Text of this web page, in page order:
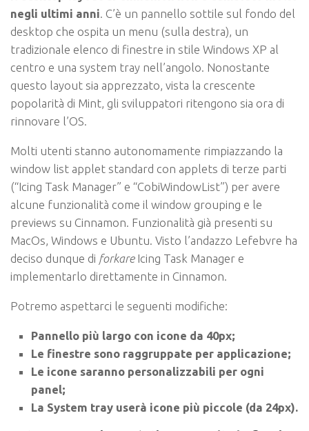
negli ultimi anni. C’è un pannello sottile sul fondo del
desktop che ospita un menu (sulla destra), un
tradizionale elenco di finestre in stile Windows XP al
centro e una system tray nell’angolo. Nonostante
questo layout sia apprezzato, vista la crescente
popolarità di Mint, gli sviluppatori ritengono sia ora di
rinnovare l’OS.
Molti utenti stanno autonomamente rimpiazzando la
window list applet standard con applets di terze parti
(“Icing Task Manager” e “CobiWindowList”) per avere
alcune funzionalità come il window grouping e le
previews su Cinnamon. Funzionalità già presenti su
MacOs, Windows e Ubuntu. Visto l’andazzo Lefebvre ha
deciso dunque di forkareIcing Task Manager e
implementarlo direttamente in Cinnamon.
Potremo aspettarci le seguenti modifiche:
Pannello più largo con icone da 40px;
Le finestre sono raggruppate per applicazione;
Le icone saranno personalizzabili per ogni
panel;
La System tray userà icone più piccole (da 24px).